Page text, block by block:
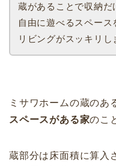
蔵があることで収納だ
自由に遊べるスペース
リビングがスッキリし
ミサワホームの蔵のあ
スペースがある家のこ
蔵部分は床面積に算入